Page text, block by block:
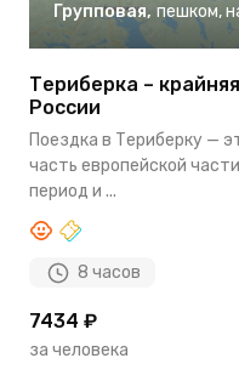
Групповая, пешком,
Териберка –
России
Поездка в Териберку —
часть европейской
период и ...
8 часов
7434 ₽
за человека